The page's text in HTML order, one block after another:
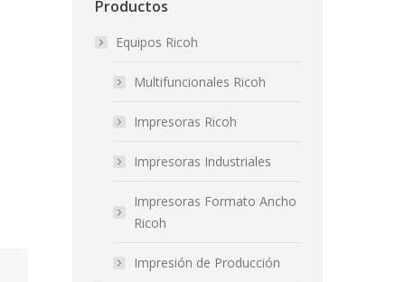
Productos
Equipos Ricoh
Multifuncionales Ricoh
Impresoras Ricoh
Impresoras Industriales
Impresoras Formato Ancho
Ricoh
Impresión de Producción